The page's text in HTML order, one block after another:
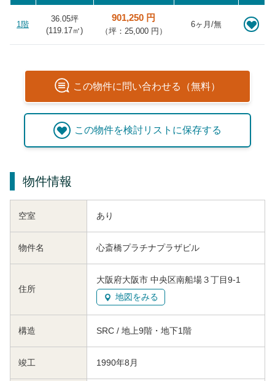
1階
36.05坪
(119.17㎡)
901,250 円
（坪：25,000 円）
6ヶ月/無
この物件に問い合わせる（無料）
この物件を検討リストに保存する
物件情報
空室 あり
物件名 心斎橋プラチナプラザビル
住所
大阪府大阪市 中央区南船場３丁目9-1
地図をみる
構造 SRC / 地上9階・地下1階
竣工 1990年8月